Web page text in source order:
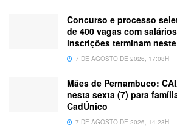
Concurso e processo
de 400 vagas com
inscrições terminam
7 DE AGOSTO DE 2026, 17:08H
Mães de Pernambuco:
nesta sexta (7) para
CadÚnico
7 DE AGOSTO DE 2026, 14:23H